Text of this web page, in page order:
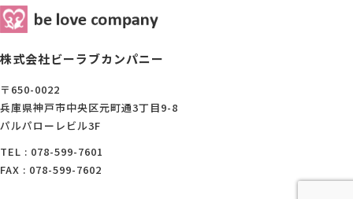
株式会社ビーラブカンパニー
〒650-0022
兵庫県神戸市中央区元町通3丁目9-8
パルパローレビル3F
TEL : 078-599-7601
FAX : 078-599-7602